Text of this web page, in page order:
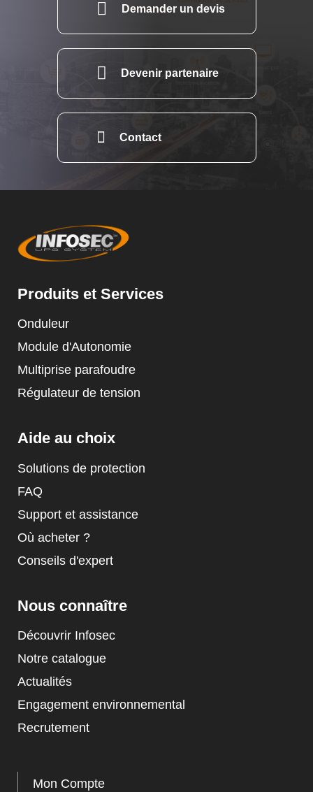
Demander un devis
Devenir partenaire
Contact
Produits et Services
Onduleur
Module d'Autonomie
Multiprise parafoudre
Régulateur de tension
Aide au choix
Solutions de protection
FAQ
Support et assistance
Où acheter ?
Conseils d'expert
Nous connaître
Découvrir Infosec
Notre catalogue
Actualités
Engagement environnemental
Recrutement
Mon Compte